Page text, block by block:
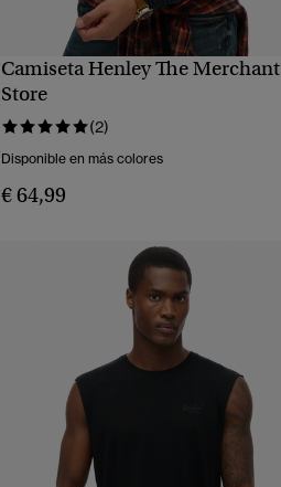
VISTA RÁPIDA
Camiseta Henley The Merchant
Store
(2)
Disponible en más colores
€ 64,99